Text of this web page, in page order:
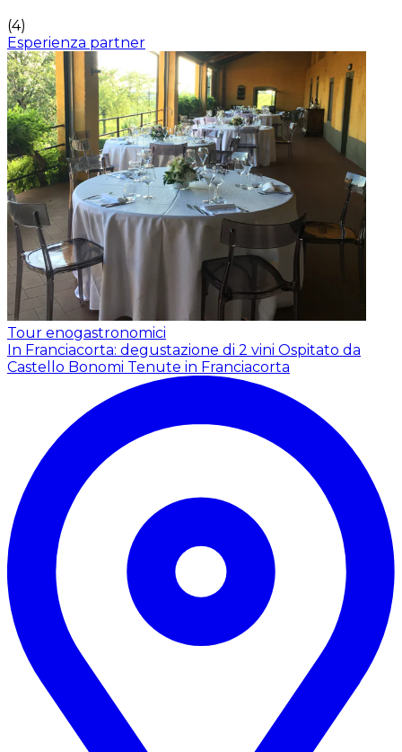
(4)
Esperienza partner
Tour enogastronomici
In Franciacorta: degustazione di 2 vini Ospitato da
Castello Bonomi Tenute in Franciacorta